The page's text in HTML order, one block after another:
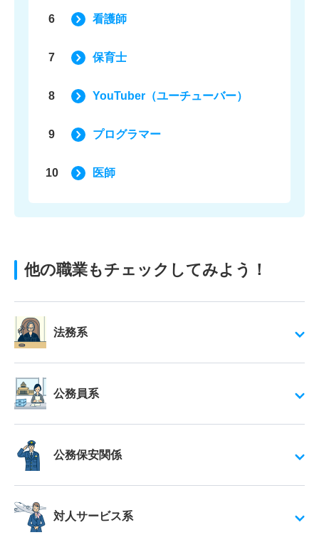
6 看護師
7 保育士
8 YouTuber（ユーチューバー）
9 プログラマー
10 医師
他の職業もチェックしてみよう！
法務系
公務員系
公務保安関係
対人サービス系